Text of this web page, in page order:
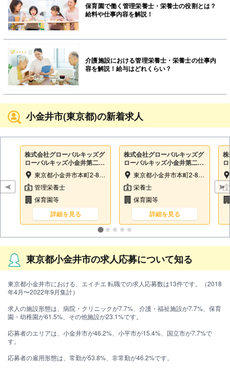
保育園で働く管理栄養士・栄養士の役割とは？
給料や仕事内容を解説！
介護施設における管理栄養士・栄養士の仕事内
容を解説！給与はどれくらい？
小金井市(東京都)の新着求人
株式会社グローバルキッズグ
ローバルキッズ小金井第二保
育園
東京都小金井市本町2-8-17
管理栄養士
保育園等
詳細を見る
株式会社グローバルキッズグ
ローバルキッズ小金井第二保
育園
東京都小金井市本町2-8-17
栄養士
保育園等
詳細を見る
東京都小金井市の求人応募について知る
東京都小金井市における、エイチエ 転職での求人応募数は13件です。（2018
年4月〜2022年9月集計）
求人の施設形態は、病院・クリニックが7.7%、介護・福祉施設が7.7%、保育
園・幼稚園が61.5%、その他施設が23.1%です。
応募者のエリアは、小金井市が46.2%、小平市が15.4%、国立市が7.7%で
す。
応募者の雇用形態は、常勤が53.8%、非常勤が46.2%です。